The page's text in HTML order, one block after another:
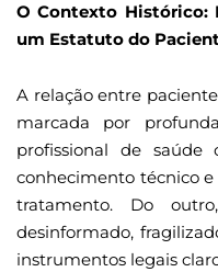
O Contexto Histórico:
um Estatuto do
A relação entre
marcada por
profissional de
conhecimento técnico
tratamento. Do
desinformado,
instrumentos legais